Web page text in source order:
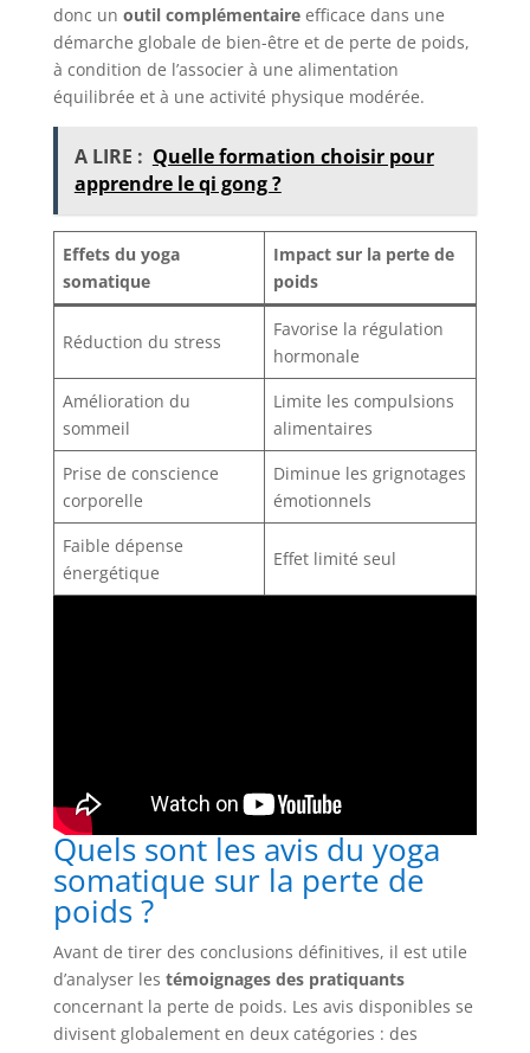
donc un outil complémentaireefficace dans une
démarche globale de bien-être et de perte de poids,
à condition de l’associer à une alimentation
équilibrée et à une activité physique modérée.
A LIRE : Quelle formation choisir pour
apprendre le qi gong ?
Effets du yoga
somatique
Impact sur la perte de
poids
Réduction du stress
Favorise la régulation
hormonale
Amélioration du
sommeil
Limite les compulsions
alimentaires
Prise de conscience
corporelle
Diminue les grignotages
émotionnels
Faible dépense
énergétique
Effet limité seul
Quels sont les avis du yoga
somatique sur la perte de
poids ?
Avant de tirer des conclusions définitives, il est utile
d’analyser les témoignages des pratiquants
concernant la perte de poids. Les avis disponibles se
divisent globalement en deux catégories : des